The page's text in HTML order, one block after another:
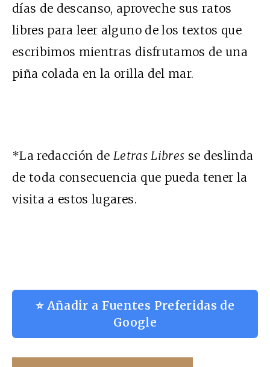
días de descanso, aproveche sus ratos
libres para leer alguno de los textos que
escribimos mientras disfrutamos de una
piña colada en la orilla del mar.
*La redacción de Letras Libres se deslinda
de toda consecuencia que pueda tener la
visita a estos lugares.
⭐ Añadir a Fuentes Preferidas de
Google